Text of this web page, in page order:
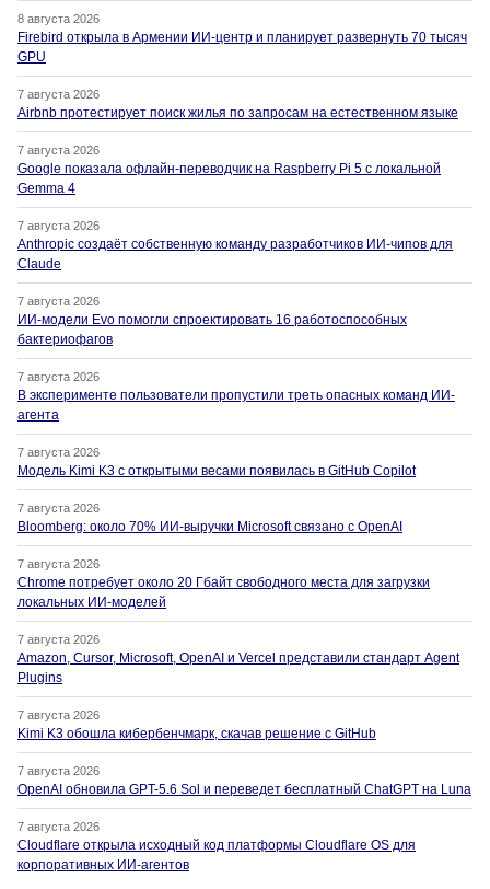
8 августа 2026
Firebird открыла в Армении ИИ-центр и планирует развернуть 70 тысяч
GPU
7 августа 2026
Airbnb протестирует поиск жилья по запросам на естественном языке
7 августа 2026
Google показала офлайн-переводчик на Raspberry Pi 5 с локальной
Gemma 4
7 августа 2026
Anthropic создаёт собственную команду разработчиков ИИ-чипов для
Claude
7 августа 2026
ИИ-модели Evo помогли спроектировать 16 работоспособных
бактериофагов
7 августа 2026
В эксперименте пользователи пропустили треть опасных команд ИИ-
агента
7 августа 2026
Модель Kimi K3 с открытыми весами появилась в GitHub Copilot
7 августа 2026
Bloomberg: около 70% ИИ-выручки Microsoft связано с OpenAI
7 августа 2026
Chrome потребует около 20 Гбайт свободного места для загрузки
локальных ИИ-моделей
7 августа 2026
Amazon, Cursor, Microsoft, OpenAI и Vercel представили стандарт Agent
Plugins
7 августа 2026
Kimi K3 обошла кибербенчмарк, скачав решение с GitHub
7 августа 2026
OpenAI обновила GPT-5.6 Sol и переведет бесплатный ChatGPT на Luna
7 августа 2026
Cloudflare открыла исходный код платформы Cloudflare OS для
корпоративных ИИ-агентов